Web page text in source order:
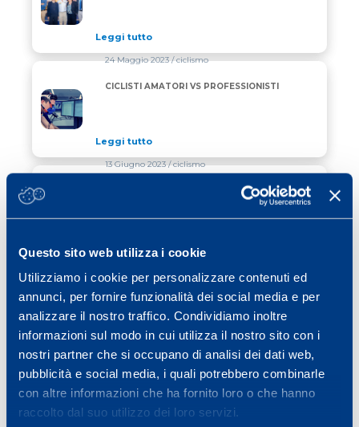
Questo sito web utilizza i cookie
Utilizziamo i cookie per personalizzare contenuti ed
annunci, per fornire funzionalità dei social media e per
analizzare il nostro traffico. Condividiamo inoltre
informazioni sul modo in cui utilizza il nostro sito con i
nostri partner che si occupano di analisi dei dati web,
pubblicità e social media, i quali potrebbero combinarle
con altre informazioni che ha fornito loro o che hanno
raccolto dal suo utilizzo dei loro servizi.
Leggi tutto
CICLISTI AMATORI VS PROFESSIONISTI
24 Maggio 2023/ ciclismo
CICLISTI AMATORI VS PROFESSIONISTI
Leggi tutto
SI AVVICINA LA VARESE VAN VLAANDEREN
13 Giugno 2023/ ciclismo
Leggi tutto
VINATZER E COMPAGNI COMMENTANO I TEST
VINATZER E COMPAGNI COMMENTANO I
Leggi tutto
Previous page
Page Page Page
26